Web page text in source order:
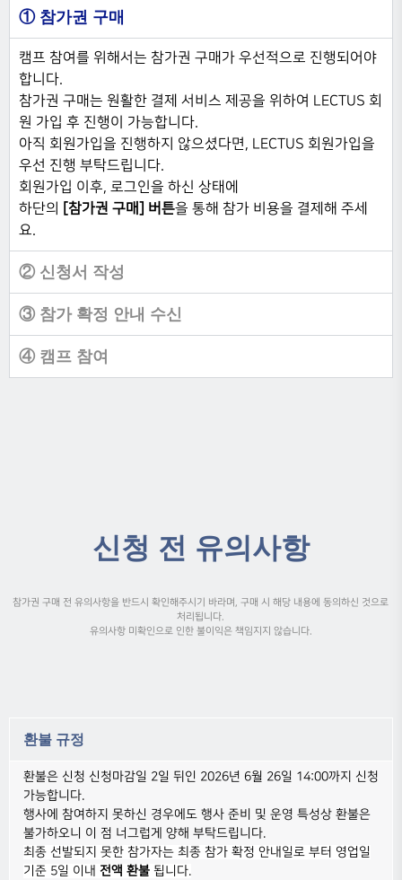
① 참가권 구매
캠프 참여를 위해서는 참가권 구매가 우선적으로 진행되어야
합니다.
참가권 구매는 원활한 결제 서비스 제공을 위하여 LECTUS 회
원 가입 후 진행이 가능합니다.
아직 회원가입을 진행하지 않으셨다면, LECTUS 회원가입을
우선 진행 부탁드립니다.
회원가입 이후, 로그인을 하신 상태에
하단의
[참가권 구매] 버튼을 통해 참가 비용을 결제해 주세
요.
② 신청서 작성
③ 참가 확정 안내 수신
④ 캠프 참여
신청 전 유의사항
참가권 구매 전 유의사항을 반드시 확인해주시기 바라며, 구매 시 해당 내용에 동의하신 것으로
처리됩니다.
유의사항 미확인으로 인한 불이익은 책임지지 않습니다.
환불 규정
환불은 신청 신청마감일 2일 뒤인 2026년 6월 26일 14:00까지 신청
가능합니다.
행사에 참여하지 못하신 경우에도 행사 준비 및 운영 특성상 환불은
불가하오니 이 점 너그럽게 양해 부탁드립니다.
최종 선발되지 못한 참가자는 최종 참가 확정 안내일로 부터 영업일
기준 5일 이내 전액 환불됩니다.